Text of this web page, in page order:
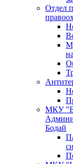
Отдел
МКУ
Бодай